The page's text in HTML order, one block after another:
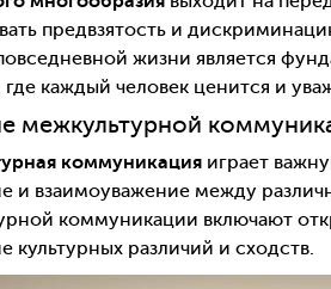
предвзятость и
жизни является
каждый человек ценится и
межкультурной
коммуникация играет
и взаимоуважение между
коммуникации включают
культурных различий и сходств.